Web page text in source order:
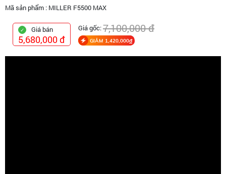
Mã sản phẩm : MILLER F5500 MAX
Giá bán
5,680,000 đ
Giá gốc:7,100,000 đ
GIẢM 1,420,000đ